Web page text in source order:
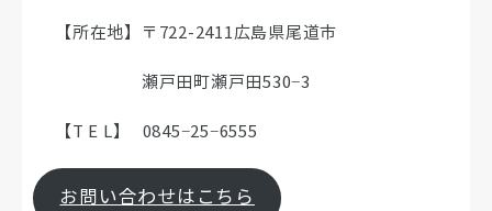
【所在地】〒722-2411広島県尾道市
瀬戸田町瀬戸田530−3
【T E L】 0845−25−6555
お問い合わせはこちら